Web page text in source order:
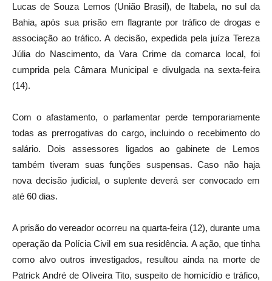
Lucas de Souza Lemos (União Brasil), de Itabela, no sul da
Bahia, após sua prisão em flagrante por tráfico de drogas e
associação ao tráfico. A decisão, expedida pela juíza Tereza
Júlia do Nascimento, da Vara Crime da comarca local, foi
cumprida pela Câmara Municipal e divulgada na sexta-feira
(14).
Com o afastamento, o parlamentar perde temporariamente
todas as prerrogativas do cargo, incluindo o recebimento do
salário. Dois assessores ligados ao gabinete de Lemos
também tiveram suas funções suspensas. Caso não haja
nova decisão judicial, o suplente deverá ser convocado em
até 60 dias.
A prisão do vereador ocorreu na quarta-feira (12), durante uma
operação da Polícia Civil em sua residência. A ação, que tinha
como alvo outros investigados, resultou ainda na morte de
Patrick André de Oliveira Tito, suspeito de homicídio e tráfico,